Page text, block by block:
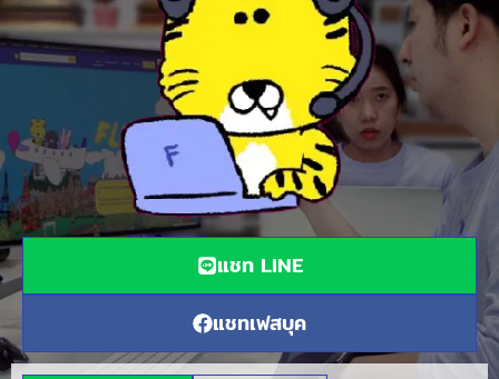
แชท LINE
แชทเฟสบุค